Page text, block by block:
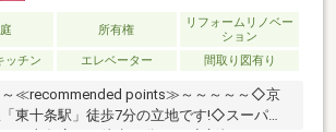
所有権
リフォームリノベー
ション
ッチン
エレベーター 間取り図有り
～≪recommended points≫～～～～～◇京
東十条駅」徒歩7分の立地です!◇スーパ